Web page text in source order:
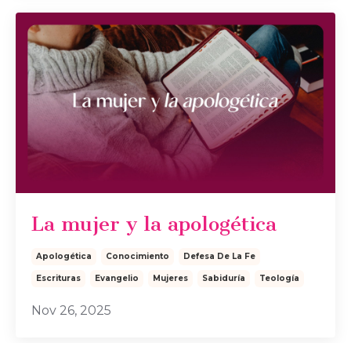
La mujer y la apologética
Apologética Conocimiento Defesa De La Fe
Escrituras Evangelio Mujeres Sabiduría Teología
Nov 26, 2025